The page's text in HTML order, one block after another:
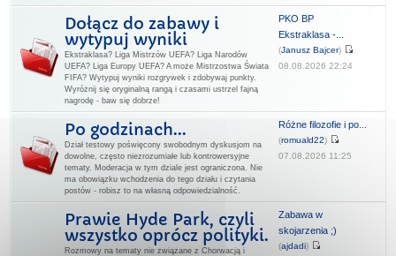
Dołącz do zabawy i
wytypuj wyniki
Ekstraklasa? Liga Mistrzów UEFA? Liga Narodów
UEFA? Liga Europy UEFA? A może Mistrzostwa Świata
FIFA? Wytypuj wyniki rozgrywek i zdobywaj punkty.
Wyróżnij się oryginalną rangą i czasami ustrzel fajną
nagrodę - baw się dobrze!
PKO BP
Ekstraklasa -...
(Janusz Bajcer)
08.08.2026 22:24
Po godzinach...
Dział testowy poświęcony swobodnym dyskusjom na
dowolne, często niezrozumiałe lub kontrowersyjne
tematy. Moderacja w tym dziale jest ograniczona. Nie
ma obowiązku wchodzenia do tego działu i czytania
postów - robisz to na własną odpowiedzialność.
Różne filozofie i po...
(romuald22)
07.08.2026 11:25
Prawie Hyde Park, czyli
wszystko oprócz polityki.
Rozmowy na tematy nie związane z Chorwacją i
Zabawa w
skojarzenia ;)
(ajdadi)